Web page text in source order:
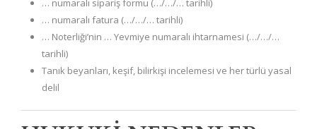
… numaralı sipariş formu (…/…/… tarihli)
… numaralı fatura (…/…/… tarihli)
… Noterliği’nin … Yevmiye numaralı ihtarnamesi (…/…/…
tarihli)
Tanık beyanları, keşif, bilirkişi incelemesi ve her türlü yasal
delil